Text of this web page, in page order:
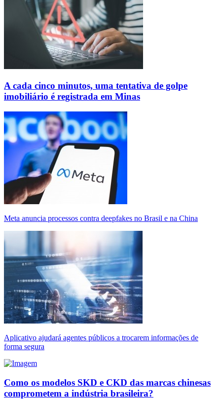
A cada cinco minutos, uma tentativa de golpe
imobiliário é registrada em Minas
Meta anuncia processos contra deepfakes no Brasil e na China
Aplicativo ajudará agentes públicos a trocarem informações de
forma segura
Como os modelos SKD e CKD das marcas chinesas
comprometem a indústria brasileira?